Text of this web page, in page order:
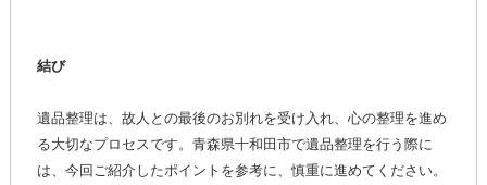
結び
遺品整理は、故人との最後のお別れを受け入れ、心の整理を進め
る大切なプロセスです。青森県十和田市で遺品整理を行う際に
は、今回ご紹介したポイントを参考に、慎重に進めてください。